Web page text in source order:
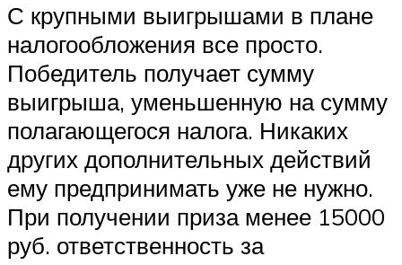
С крупными выигрышами в плане
налогообложения все просто.
Победитель получает сумму
выигрыша, уменьшенную на сумму
полагающегося налога. Никаких
других дополнительных действий
ему предпринимать уже не нужно.
При получении приза менее 15000
руб. ответственность за